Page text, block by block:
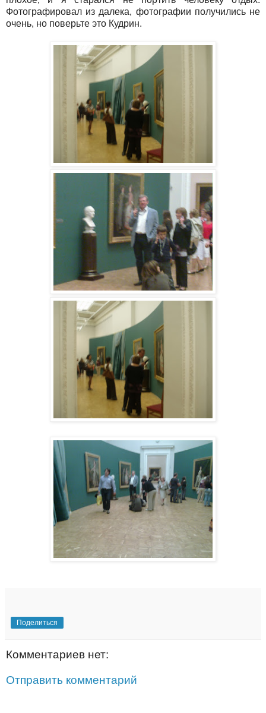
Фотографировал из далека, фотографии получились не
очень, но поверьте это Кудрин.
Поделиться
Комментариев нет:
Отправить комментарий